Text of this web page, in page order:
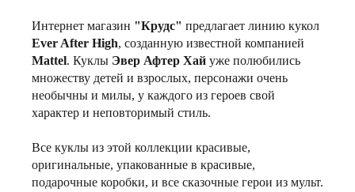
Интернет магазин "Крудс" предлагает линию кукол
Ever After High, созданную известной компанией
Mattel. Куклы Эвер Афтер Хай уже полюбились
множеству детей и взрослых, персонажи очень
необычны и милы, у каждого из героев свой
характер и неповторимый стиль.
Все куклы из этой коллекции красивые,
оригинальные, упакованные в красивые,
подарочные коробки, и все сказочные герои из мульт.